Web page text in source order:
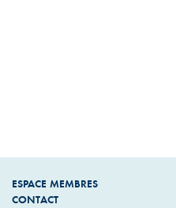
ESPACE MEMBRES
CONTACT